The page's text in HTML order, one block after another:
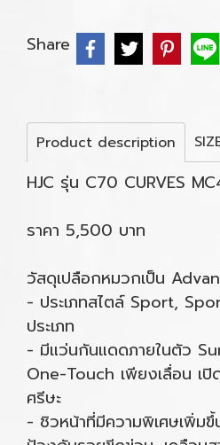
Share
Product description
HJC รุ่น C70 CURVES
ราคา 5,500 บาท
วัสดุเปลือกหมวกเป็น
- ประเภทสไตล์ Sport,
ประเภท
- มีแว่นกันแดดภายในตัว
One-Touch เพียงเลื่อน เ
ศรีษะ
- ชิวหน้าที่มีความพิเศษเพิ่ม